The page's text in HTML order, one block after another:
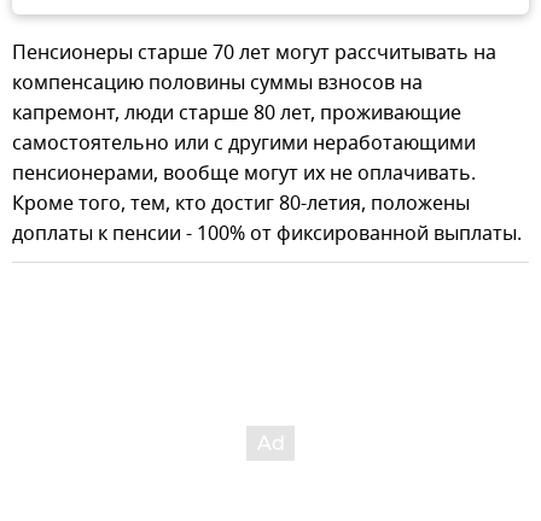
Пенсионеры старше 70 лет могут рассчитывать на
компенсацию половины суммы взносов на
капремонт, люди старше 80 лет, проживающие
самостоятельно или с другими неработающими
пенсионерами, вообще могут их не оплачивать.
Кроме того, тем, кто достиг 80-летия, положены
доплаты к пенсии - 100% от фиксированной выплаты.